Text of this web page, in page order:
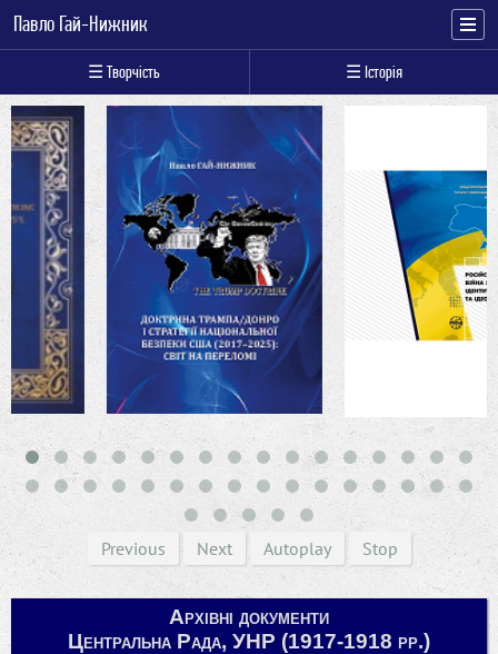
Павло Гай-Нижник
☰ Творчість ☰ Історія
Previous Next Autoplay Stop
Архівні документи
Центральна Рада, УНР (1917-1918 рр.)